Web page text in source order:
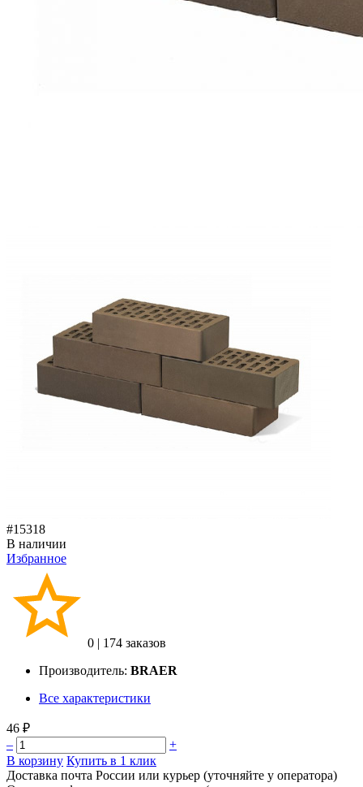
#15318
В наличии
Избранное
0 | 174 заказов
Производитель: BRAER
Все характеристики
46 ₽
–
+
В корзину Купить в 1 клик
Доставка почта России или курьер (уточняйте у оператора)